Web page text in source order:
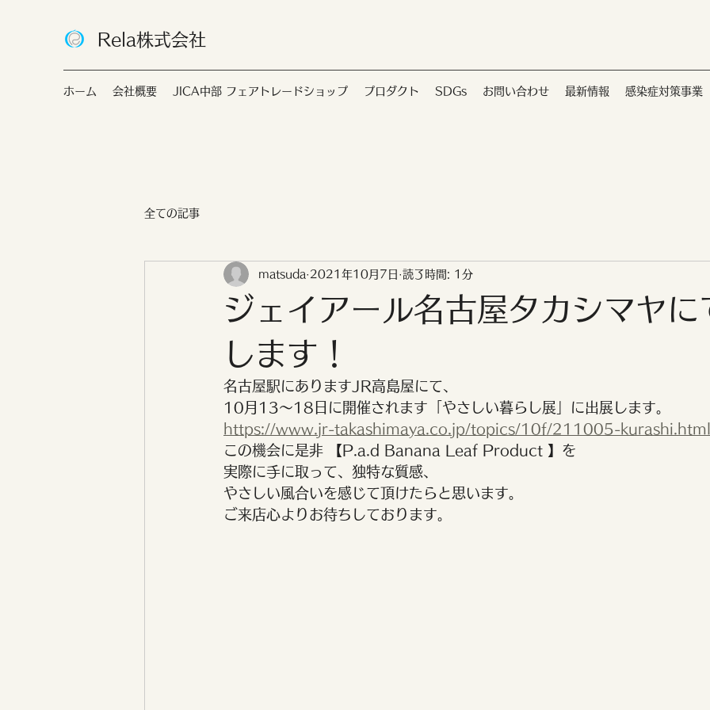
Rela株式会社
ホーム 会社概要 JICA中部 フェアトレードショップ プロダクト SDGs お問い合わせ 最新情報 感染症対策事業
全ての記事
ジェイアール名古屋タカシマヤに
します！
matsuda 2021年10月7日 読了時間: 1分
名古屋駅にありますJR高島屋にて、
10月13～18日に開催されます「やさしい暮らし展」に出展します。
https://www.jr-takashimaya.co.jp/topics/10f/211005-kurashi.html
この機会に是非 【P.a.d Banana Leaf Product 】を
実際に手に取って、独特な質感、
やさしい風合いを感じて頂けたらと思います。
ご来店心よりお待ちしております。